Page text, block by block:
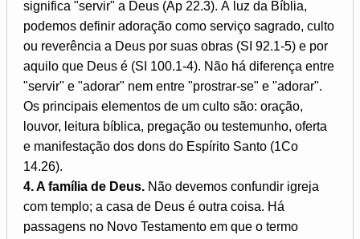
significa "servir" a Deus (Ap 22.3). À luz da Bíblia,
podemos definir adoração como serviço sagrado, culto
ou reverência a Deus por suas obras (SI 92.1-5) e por
aquilo que Deus é (SI 100.1-4). Não há diferença entre
"servir" e "adorar" nem entre "prostrar-se" e "adorar".
Os principais elementos de um culto são: oração,
louvor, leitura bíblica, pregação ou testemunho, oferta
e manifestação dos dons do Espírito Santo (1Co
14.26).
4. A família de Deus. Não devemos confundir igreja
com templo; a casa de Deus é outra coisa. Há
passagens no Novo Testamento em que o termo